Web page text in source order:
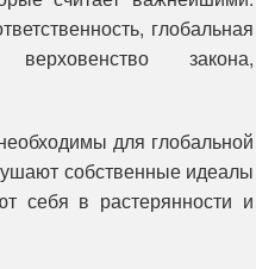
глобальная
верховенство закона,
для глобальной
собственные идеалы
себя в растерянности и